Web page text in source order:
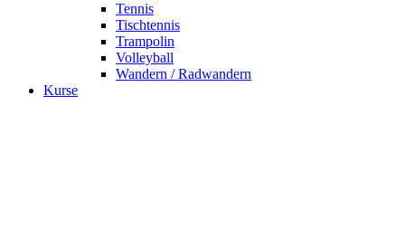
Tennis
Tischtennis
Trampolin
Volleyball
Wandern / Radwandern
Kurse